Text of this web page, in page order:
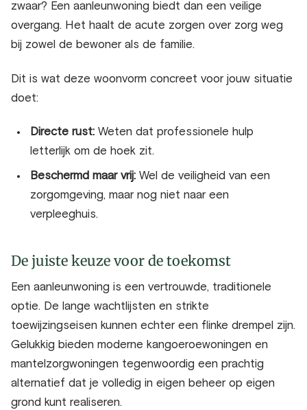
zwaar? Een aanleunwoning biedt dan een veilige
overgang. Het haalt de acute zorgen over zorg weg
bij zowel de bewoner als de familie.
Dit is wat deze woonvorm concreet voor jouw situatie
doet:
Directe rust: Weten dat professionele hulp
letterlijk om de hoek zit.
Beschermd maar vrij: Wel de veiligheid van een
zorgomgeving, maar nog niet naar een
verpleeghuis.
De juiste keuze voor de toekomst
Een aanleunwoning is een vertrouwde, traditionele
optie. De lange wachtlijsten en strikte
toewijzingseisen kunnen echter een flinke drempel zijn.
Gelukkig bieden moderne kangoeroewoningen en
mantelzorgwoningen tegenwoordig een prachtig
alternatief dat je volledig in eigen beheer op eigen
grond kunt realiseren.